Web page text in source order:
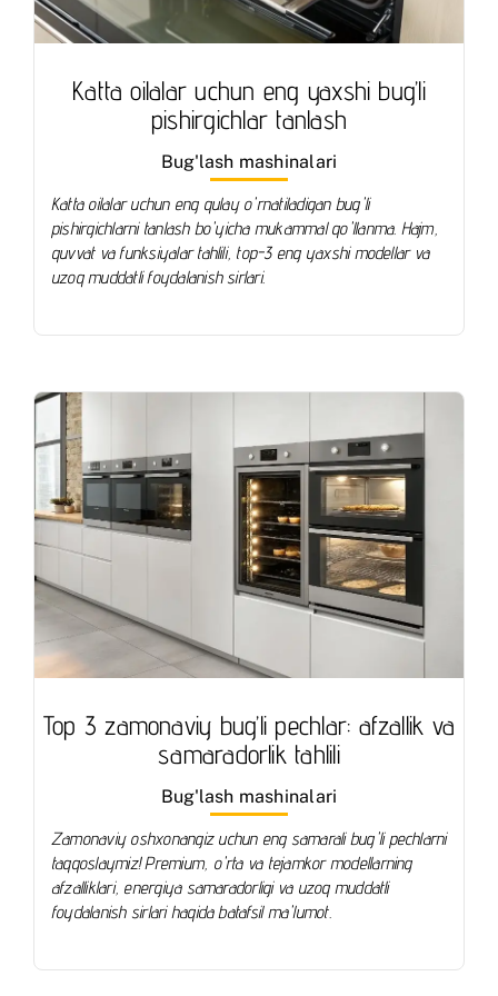
Katta oilalar uchun eng yaxshi bug’li
pishirgichlar tanlash
Bug'lash mashinalari
Katta oilalar uchun eng qulay o'rnatiladigan bug'li
pishirgichlarni tanlash bo'yicha mukammal qo'llanma. Hajm,
quvvat va funksiyalar tahlili, top-3 eng yaxshi modellar va
uzoq muddatli foydalanish sirlari.
Top 3 zamonaviy bug’li pechlar: afzallik va
samaradorlik tahlili
Bug'lash mashinalari
Zamonaviy oshxonangiz uchun eng samarali bug'li pechlarni
taqqoslaymiz! Premium, o'rta va tejamkor modellarning
afzalliklari, energiya samaradorligi va uzoq muddatli
foydalanish sirlari haqida batafsil ma'lumot.